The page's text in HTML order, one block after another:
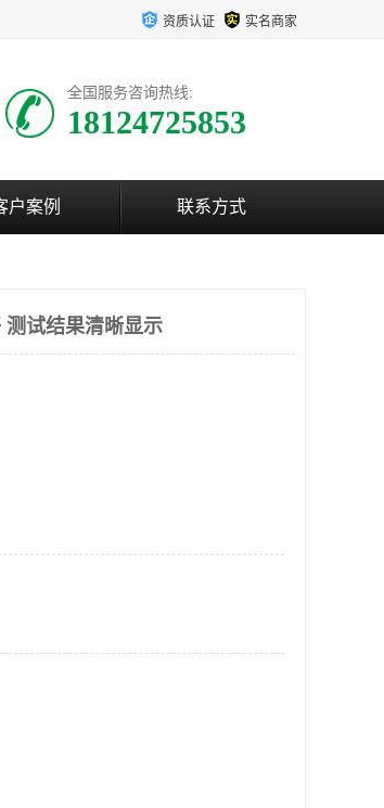
资质认证 实名商家
全国服务咨询热线:
18124725853
户案例 联系方式
试结果清晰显示